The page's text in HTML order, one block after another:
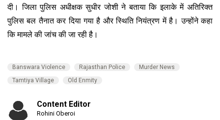
दी। जिला पुलिस अधीक्षक सुधीर जोशी ने बताया कि इलाके में अतिरिक्त
पुलिस बल तैनात कर दिया गया है और स्थिति नियंत्रण में है। उन्होंने कहा
कि मामले की जांच की जा रही है।
Banswara Violence Rajasthan Police
Murder News
Tamtiya Village
Old Enmity
Content Editor
Rohini Oberoi